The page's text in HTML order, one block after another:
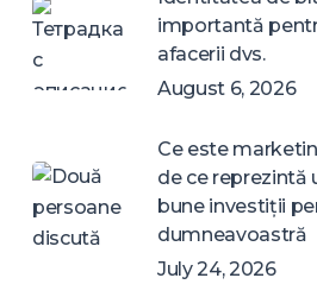
importantă
afacerii dvs.
August 6, 2026
Ce este
de ce reprezintă
bune investiții
dumneavoastră
July 24, 2026